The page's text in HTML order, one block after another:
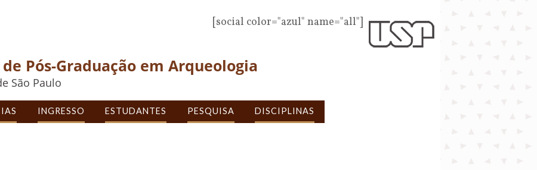
[social color="azul" name="all"]
Pós-Graduação em Arqueologia
São Paulo
INGRESSO ESTUDANTES PESQUISA DISCIPLINAS